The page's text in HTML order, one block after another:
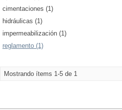
cimentaciones (1)
hidráulicas (1)
impermeabilización (1)
reglamento (1)
Mostrando ítems 1-5 de 1